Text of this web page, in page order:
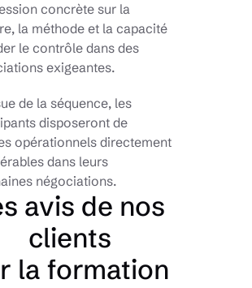
concrète sur la
la méthode et la capacité
le contrôle dans des
exigeantes.
de la séquence, les
disposeront de
opérationnels directement
dans leurs
négociations.
avis de nos
clients
la formation